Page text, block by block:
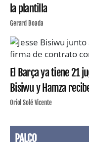
la plantilla
Gerard Boada
El Barça ya tiene 21
Bisiwu y Hamza
Oriol Solé Vicente
PALCO